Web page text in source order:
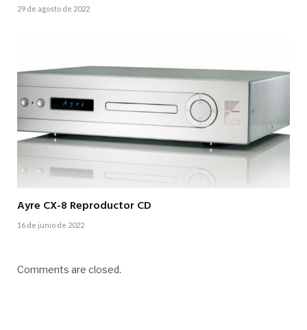
29 de agosto de 2022
Ayre CX-8 Reproductor CD
16 de junio de 2022
Comments are closed.